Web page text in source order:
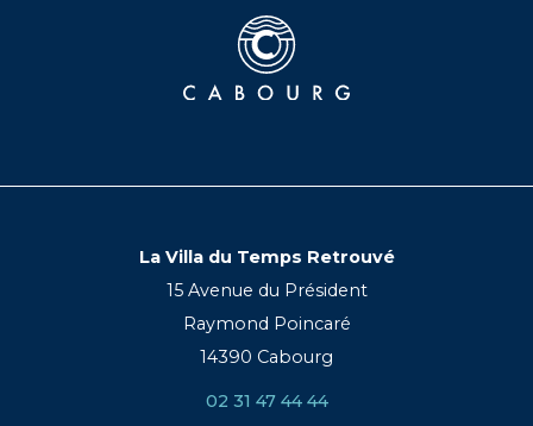
La Villa du Temps Retrouvé
15 Avenue du Président
Raymond Poincaré
14390 Cabourg
02 31 47 44 44